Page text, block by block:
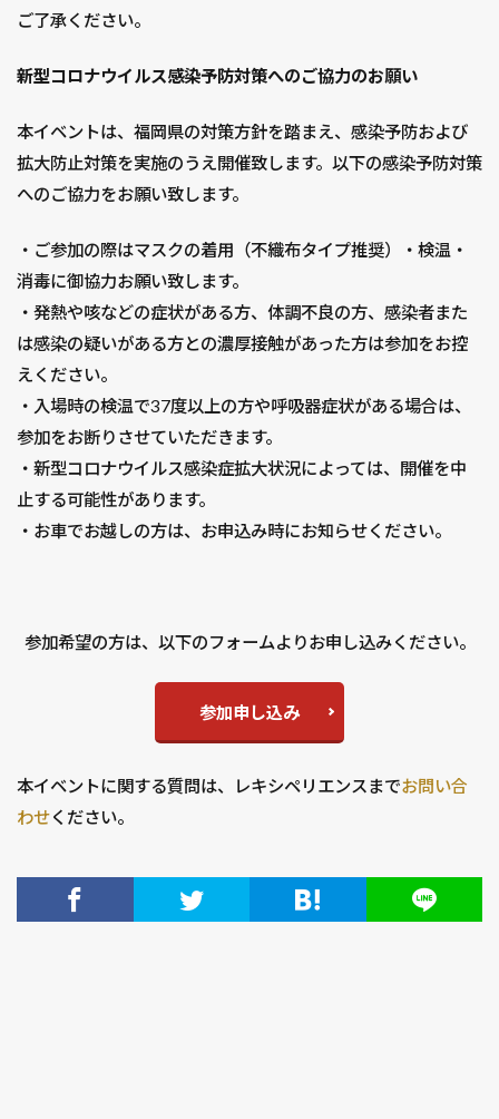
ご了承ください。
新型コロナウイルス感染予防対策へのご協力のお願い
本イベントは、福岡県の対策方針を踏まえ、感染予防および
拡大防止対策を実施のうえ開催致します。以下の感染予防対策
へのご協力をお願い致します。
・ご参加の際はマスクの着用（不織布タイプ推奨）・検温・
消毒に御協力お願い致します。
・発熱や咳などの症状がある方、体調不良の方、感染者また
は感染の疑いがある方との濃厚接触があった方は参加をお控
えください。
・入場時の検温で37度以上の方や呼吸器症状がある場合は、
参加をお断りさせていただきます。
・新型コロナウイルス感染症拡大状況によっては、開催を中
止する可能性があります。
・お車でお越しの方は、お申込み時にお知らせください。
参加希望の方は、以下のフォームよりお申し込みください。
参加申し込み
本イベントに関する質問は、レキシペリエンスまでお問い合
わせください。